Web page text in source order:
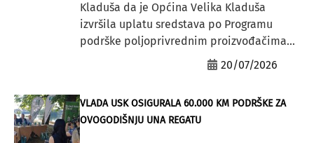
Kladuša da je Općina Velika Kladuša
izvršila uplatu sredstava po Programu
podrške poljoprivrednim proizvođačima...
20/07/2026
VLADA USK OSIGURALA 60.000 KM PODRŠKE ZA
OVOGODIŠNJU UNA REGATU